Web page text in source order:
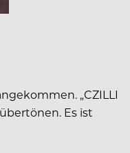
„CZILLI
Es ist